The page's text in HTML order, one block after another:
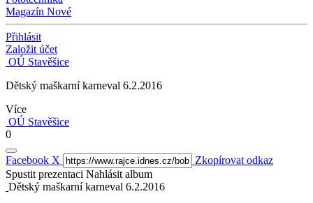
Magazín Nové
Přihlásit
Založit účet
OÚ Stavěšice
Dětský maškarní karneval 6.2.2016
Více
OÚ Stavěšice
0
Facebook X
Zkopírovat odkaz
Spustit prezentaci Nahlásit album
Dětský maškarní karneval 6.2.2016